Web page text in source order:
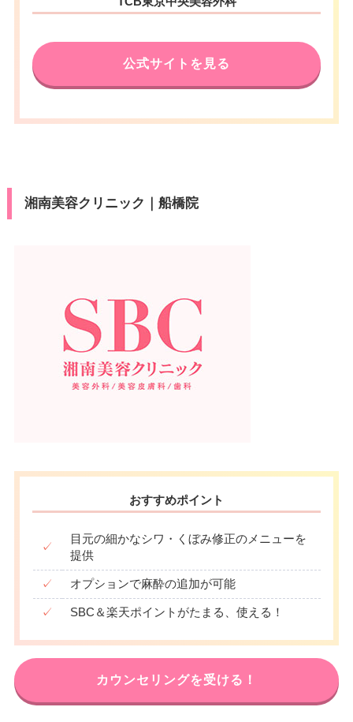
公式サイトを見る
湘南美容クリニック｜船橋院
おすすめポイント
✓
目元の細かなシワ・くぼみ修正のメニューを
提供
✓ オプションで麻酔の追加が可能
✓ SBC＆楽天ポイントがたまる、使える！
カウンセリングを受ける！